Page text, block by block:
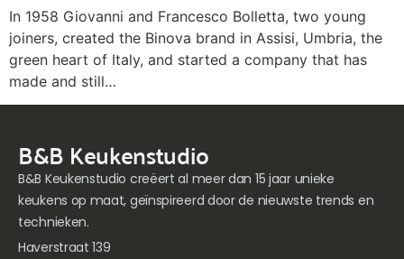
In 1958 Giovanni and Francesco Bolletta, two young
joiners, created the Binova brand in Assisi, Umbria, the
green heart of Italy, and started a company that has
made and still…
B&B Keukenstudio
B&B Keukenstudio creëert al meer dan 15 jaar unieke
keukens op maat, geïnspireerd door de nieuwste trends en
technieken.
Haverstraat 139